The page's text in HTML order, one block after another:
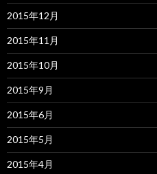
2015年12月
2015年11月
2015年10月
2015年9月
2015年6月
2015年5月
2015年4月